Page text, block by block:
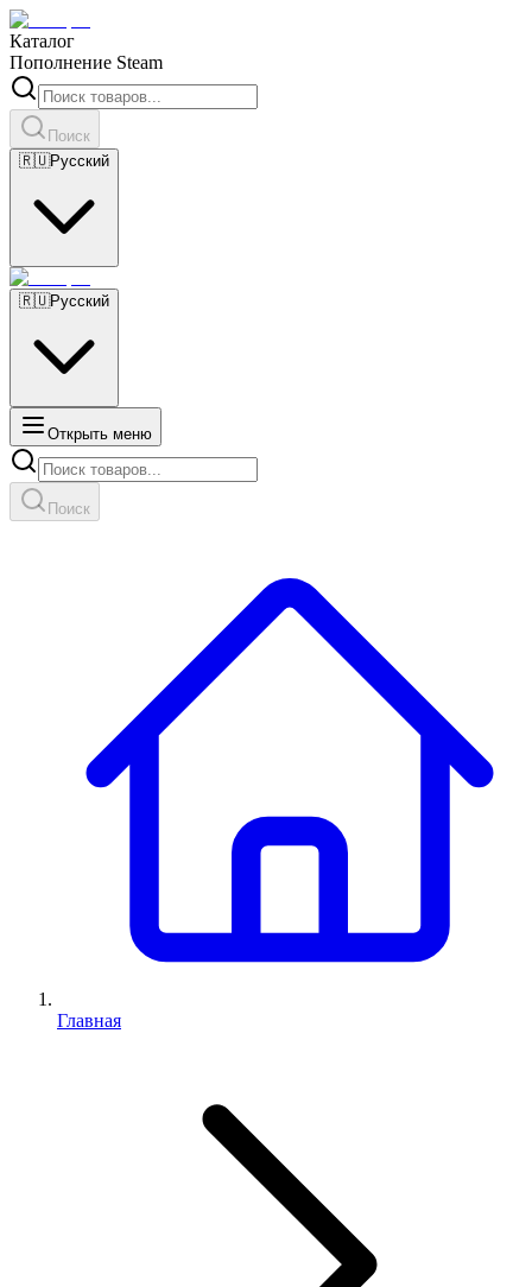
Каталог
Пополнение Steam
Поиск
🇷🇺Русский
🇷🇺Русский
Открыть меню
Поиск
Главная